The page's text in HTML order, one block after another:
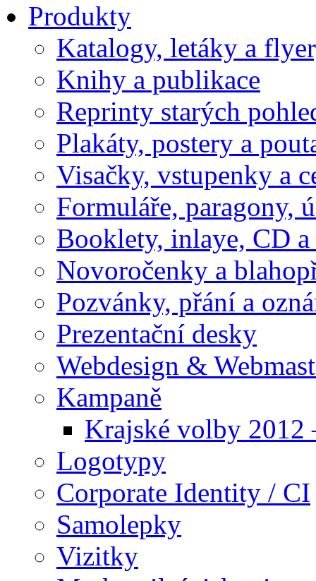
Produkty
Katalogy, letáky a
Knihy a publikace
Reprinty starých
Plakáty, postery a
Visačky, vstupenky a
Formuláře, paragony,
Booklety, inlaye, CD
Novoročenky a
Pozvánky, přání a
Prezentační desky
Webdesign &
Kampaně
Krajské volby
Logotypy
Corporate Identity / CI
Samolepky
Vizitky